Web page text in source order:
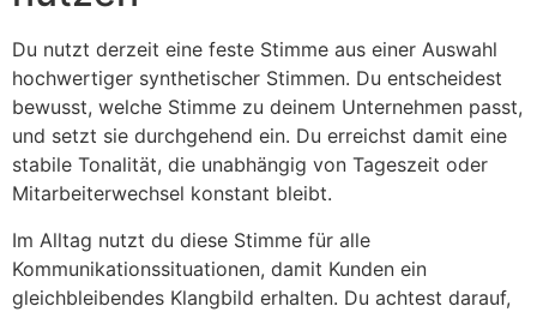
Du nutzt derzeit eine feste Stimme aus einer Auswahl
hochwertiger synthetischer Stimmen. Du entscheidest
bewusst, welche Stimme zu deinem Unternehmen passt,
und setzt sie durchgehend ein. Du erreichst damit eine
stabile Tonalität, die unabhängig von Tageszeit oder
Mitarbeiterwechsel konstant bleibt.
Im Alltag nutzt du diese Stimme für alle
Kommunikationssituationen, damit Kunden ein
gleichbleibendes Klangbild erhalten. Du achtest darauf,